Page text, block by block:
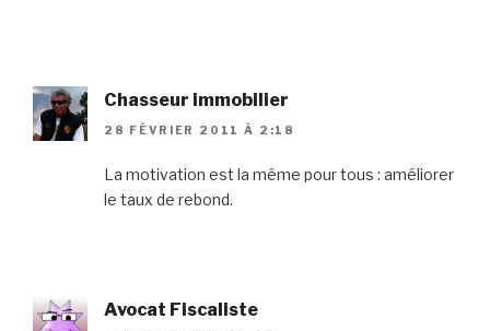
Chasseur immobilier
28 FÉVRIER 2011 À 2:18
La motivation est la même pour tous : améliorer
le taux de rebond.
Avocat Fiscaliste